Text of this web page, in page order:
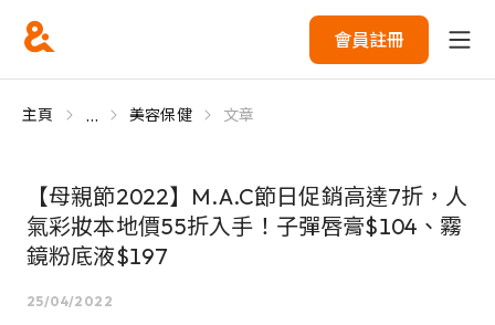
會員註冊
主頁 ... 美容保健 文章
【母親節2022】M.A.C節日促銷高達7折，人
氣彩妝本地價55折入手！子彈唇膏$104、霧
鏡粉底液$197
25/04/2022